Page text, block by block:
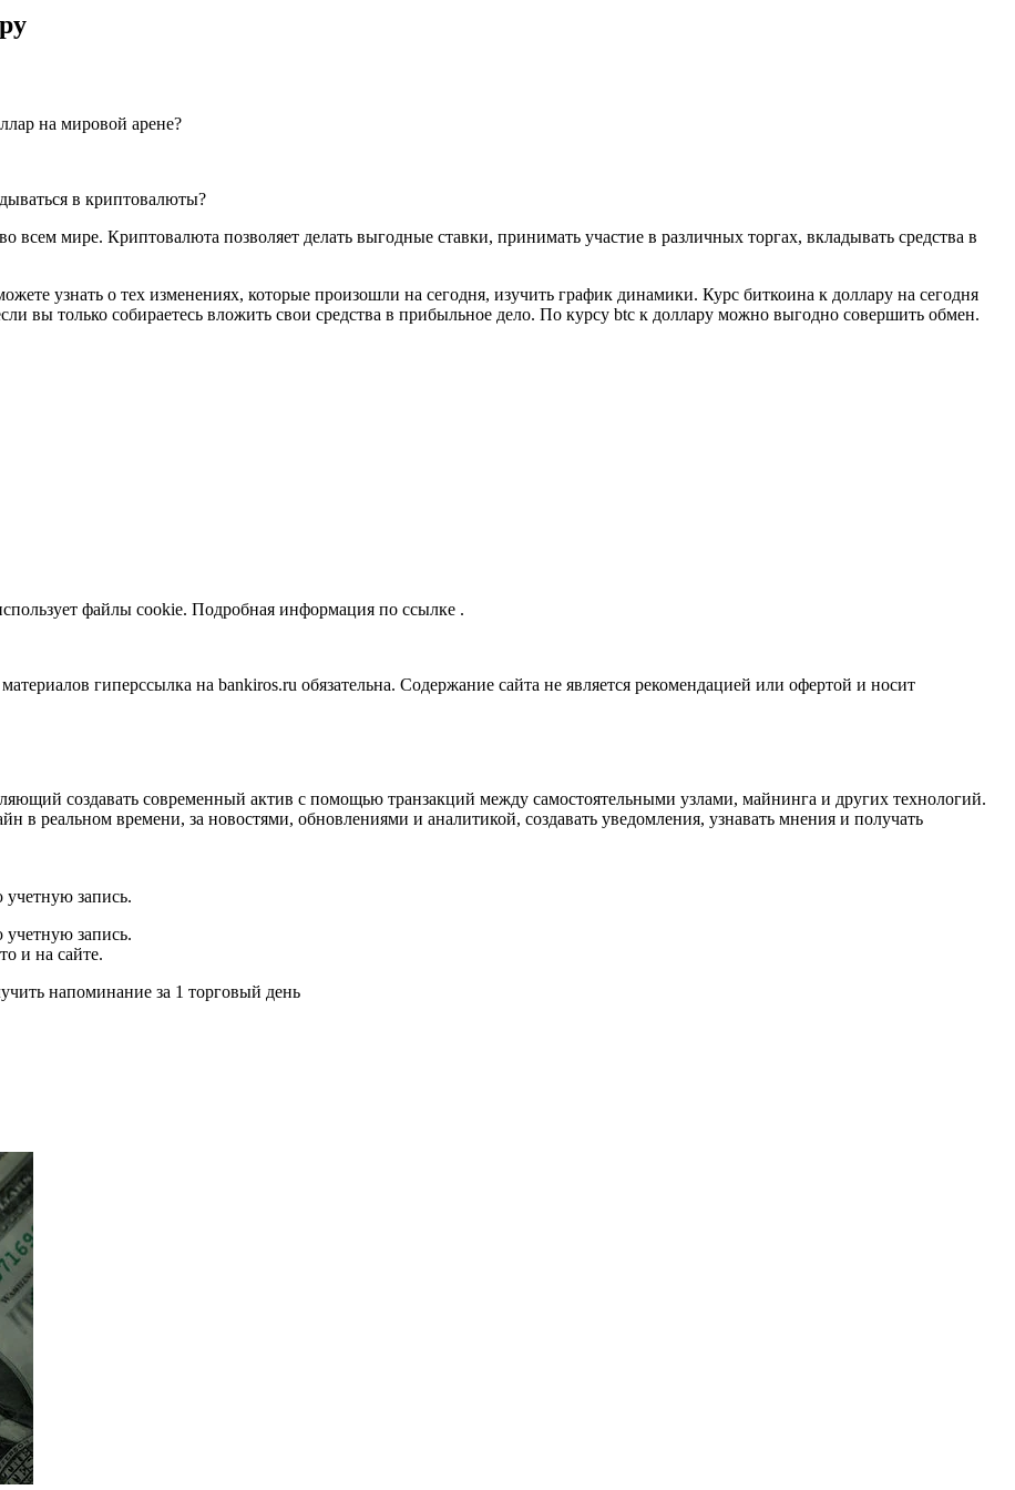
всем мире. Криптовалюта позволяет делать выгодные ставки, принимать участие в различных торгах, вкладывать средства в
узнать о тех изменениях, которые произошли на сегодня, изучить график динамики. Курс биткоина к доллару на сегодня
вы только собираетесь вложить свои средства в прибыльное дело. По курсу btc к доллару можно выгодно совершить обмен.
файлы cookie. Подробная информация по ссылке .
гиперссылка на bankiros.ru обязательна. Содержание сайта не является рекомендацией или офертой и носит
создавать современный актив с помощью транзакций между самостоятельными узлами, майнинга и других технологий.
в реальном времени, за новостями, обновлениями и аналитикой, создавать уведомления, узнавать мнения и получать
учетную запись.
учетную запись.
и на сайте.
напоминание за 1 торговый день